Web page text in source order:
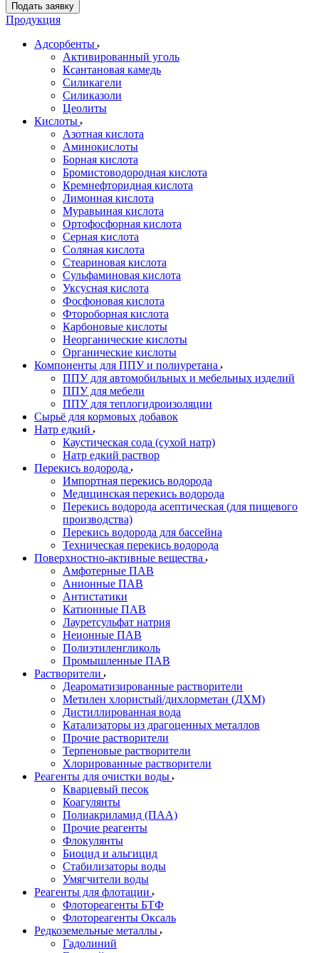
Подать заявку
Продукция
Адсорбенты
Активированный уголь
Ксантановая камедь
Силикагели
Силиказоли
Цеолиты
Кислоты
Азотная кислота
Аминокислоты
Борная кислота
Бромистоводородная кислота
Кремнефторидная кислота
Лимонная кислота
Муравьиная кислота
Ортофосфорная кислота
Серная кислота
Соляная кислота
Стеариновая кислота
Сульфаминовая кислота
Уксусная кислота
Фосфоновая кислота
Фтороборная кислота
Карбоновые кислоты
Неорганические кислоты
Органические кислоты
Компоненты для ППУ и полиуретана
ППУ для автомобильных и мебельных изделий
ППУ для мебели
ППУ для теплогидроизоляции
Сырьё для кормовых добавок
Натр едкий
Каустическая сода (сухой натр)
Натр едкий раствор
Перекись водорода
Импортная перекись водорода
Медицинская перекись водорода
Перекись водорода асептическая (для пищевого
производства)
Перекись водорода для бассейна
Техническая перекись водорода
Поверхностно-активные вещества
Амфотерные ПАВ
Анионные ПАВ
Антистатики
Катионные ПАВ
Лауретсульфат натрия
Неионные ПАВ
Полиэтиленгликоль
Промышленные ПАВ
Растворители
Деароматизированные растворители
Метилен хлористый/дихлорметан (ДХМ)
Дистиллированная вода
Катализаторы из драгоценных металлов
Прочие растворители
Терпеновые растворители
Хлорированные растворители
Реагенты для очистки воды
Кварцевый песок
Коагулянты
Полиакриламид (ПАА)
Прочие реагенты
Флокулянты
Биоцид и альгицид
Стабилизаторы воды
Умягчители воды
Реагенты для флотации
Флотореагенты БТФ
Флотореагенты Оксаль
Редкоземельные металлы
Гадолиний